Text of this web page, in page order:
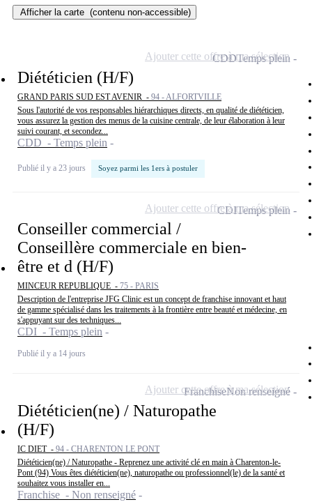
Afficher la carte (contenu non-accessible)
Diététicien (H/F)
GRAND PARIS SUD EST AVENIR - 94 - ALFORTVILLE
Sous l'autorité de vos responsables hiérarchiques directs, en qualité de diététicien,
vous assurez la gestion des menus de la cuisine centrale, de leur élaboration à leur
suivi courant, et secondez...
CDD - Temps plein
Publié il y a 23 jours Soyez parmi les 1ers à postuler
CDDTemps plein
Ajouter cette offre à ma sélection
Conseiller commercial /
Conseillère commerciale en bien-
être et d (H/F)
MINCEUR REPUBLIQUE - 75 - PARIS
Description de l'entreprise JFG Clinic est un concept de franchise innovant et haut
de gamme spécialisé dans les traitements à la frontière entre beauté et médecine, en
s'appuyant sur des techniques...
CDI - Temps plein
Publié il y a 14 jours
CDITemps plein
Ajouter cette offre à ma sélection
Diététicien(ne) / Naturopathe
(H/F)
IC DIET - 94 - CHARENTON LE PONT
Diététicien(ne) / Naturopathe - Reprenez une activité clé en main à Charenton-le-
Pont (94) Vous êtes diététicien(ne), naturopathe ou professionnel(le) de la santé et
souhaitez vous installer en...
Franchise - Non renseigné
FranchiseNon renseigné
Ajouter cette offre à ma sélection